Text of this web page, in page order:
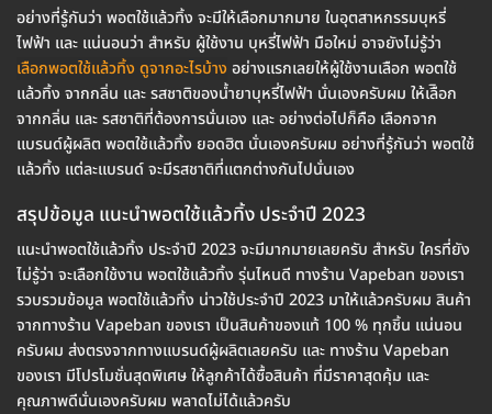
อย่างที่รู้กันว่า พอตใช้แล้วทิ้ง จะมีให้เลือกมากมาย ในอุตสาหกรรมบุหรี่
ไฟฟ้า และ แน่นอนว่า สำหรับ ผู้ใช้งาน บุหรี่ไฟฟ้า มือใหม่ อาจยังไม่รู้ว่า
เลือกพอตใช้แล้วทิ้ง ดูจากอะไรบ้างอย่างแรกเลยให้ผู้ใช้งานเลือก พอตใช้
แล้วทิ้ง จากกลิ่น และ รสชาติของน้ำยาบุหรี่ไฟฟ้า นั่นเองครับผม ให้เลืิอก
จากกลิ่น และ รสชาติที่ต้องการนั่นเอง และ อย่างต่อไปก็คือ เลือกจาก
แบรนด์ผู้ผลิต พอตใช้แล้วทิ้ง ยอดฮิต นั่นเองครับผม อย่างที่รู้กันว่า พอตใช้
แล้วทิ้ง แต่ละแบรนด์ จะมีรสชาติที่แตกต่างกันไปนั่นเอง
สรุปข้อมูล แนะนำพอตใช้แล้วทิ้ง ประจำปี 2023
แนะนำพอตใช้แล้วทิ้ง ประจำปี 2023 จะมีมากมายเลยครับ สำหรับ ใครที่ยัง
ไม่รู้ว่า จะเลือกใช้งาน พอตใช้แล้วทิ้ง รุ่นไหนดี ทางร้าน Vapeban ของเรา
รวบรวมข้อมูล พอตใช้แล้วทิ้ง น่าวใช้ประจำปี 2023 มาให้แล้วครับผม สินค้า
จากทางร้าน Vapeban ของเรา เป็นสินค้าของแท้ 100 % ทุกชิ้น แน่นอน
ครับผม ส่งตรงจากทางแบรนด์ผู้ผลิตเลยครับ และ ทางร้าน Vapeban
ของเรา มีโปรโมชั่นสุดพิเศษ ให้ลูกค้าได้ซื้อสินค้า ที่มีราคาสุดคุ้ม และ
คุณภาพดีนั่นเองครับผม พลาดไม่ได้แล้วครับ